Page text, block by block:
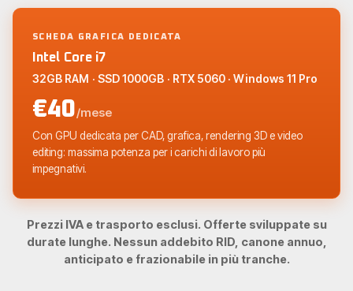
SCHEDA GRAFICA DEDICATA
Intel Core i7
32GB RAM · SSD 1000GB · RTX 5060 · Windows 11 Pro
€40/mese
Con GPU dedicata per CAD, grafica, rendering 3D e video
editing: massima potenza per i carichi di lavoro più
impegnativi.
Prezzi IVA e trasporto esclusi. Offerte sviluppate su
durate lunghe. Nessun addebito RID, canone annuo,
anticipato e frazionabile in più tranche.